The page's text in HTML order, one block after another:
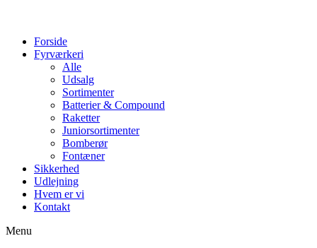
Forside
Fyrværkeri
Alle
Udsalg
Sortimenter
Batterier & Compound
Raketter
Juniorsortimenter
Bomberør
Fontæner
Sikkerhed
Udlejning
Hvem er vi
Kontakt
Menu